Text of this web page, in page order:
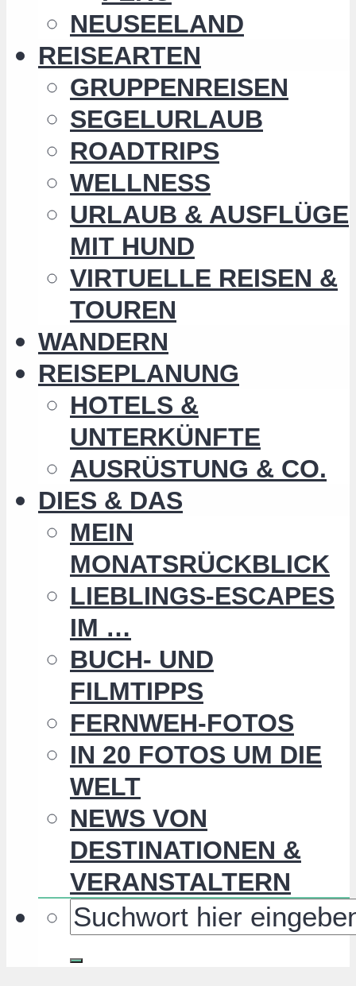
NEUSEELAND
REISEARTEN
GRUPPENREISEN
SEGELURLAUB
ROADTRIPS
WELLNESS
URLAUB & AUSFLÜGE
MIT HUND
VIRTUELLE REISEN &
TOUREN
WANDERN
REISEPLANUNG
HOTELS &
UNTERKÜNFTE
AUSRÜSTUNG & CO.
DIES & DAS
MEIN
MONATSRÜCKBLICK
LIEBLINGS-ESCAPES
IM …
BUCH- UND
FILMTIPPS
FERNWEH-FOTOS
IN 20 FOTOS UM DIE
WELT
NEWS VON
DESTINATIONEN &
VERANSTALTERN